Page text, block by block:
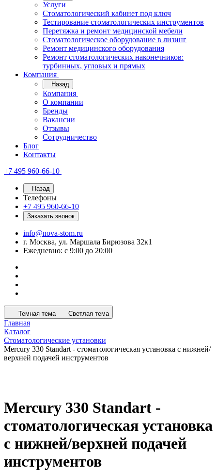
Услуги
Стоматологический кабинет под ключ
Тестирование стоматологических инструментов
Перетяжка и ремонт медицинской мебели
Стоматологическое оборудование в лизинг
Ремонт медицинского оборудования
Ремонт стоматологических наконечников:
турбинных, угловых и прямых
Компания
Назад
Компания
О компании
Бренды
Вакансии
Отзывы
Сотрудничество
Блог
Контакты
+7 495 960-66-10
Назад
Телефоны
+7 495 960-66-10
Заказать звонок
info@nova-stom.ru
г. Москва, ул. Маршала Бирюзова 32к1
Ежедневно: с 9:00 до 20:00
Темная тема Светлая тема
Главная
Каталог
Стоматологические установки
Mercury 330 Standart - стоматологическая установка с нижней/
верхней подачей инструментов
Mercury 330 Standart -
стоматологическая установка
с нижней/верхней подачей
инструментов